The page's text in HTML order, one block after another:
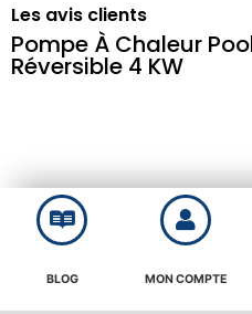
Les avis clients
Pompe À Chaleur
Réversible 4 KW
BLOG MON COMPTE